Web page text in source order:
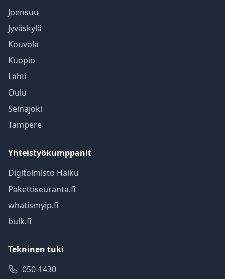
Joensuu
Jyväskylä
Kouvola
Kuopio
Lahti
Oulu
Seinäjoki
Tampere
Yhteistyökumppanit
Digitoimisto Haiku
Pakettiseuranta.fi
whatismyip.fi
bulk.fi
Tekninen tuki
050-1430